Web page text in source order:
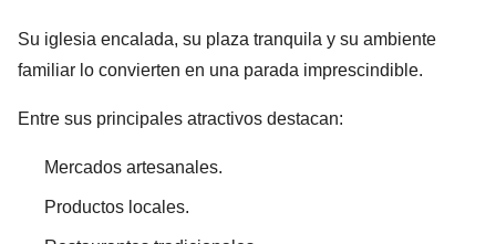
Su iglesia encalada, su plaza tranquila y su ambiente
familiar lo convierten en una parada imprescindible.
Entre sus principales atractivos destacan:
Mercados artesanales.
Productos locales.